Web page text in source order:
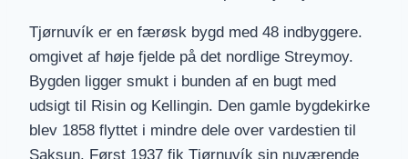
Tjørnuvík er en færøsk bygd med 48 indbyggere.
omgivet af høje fjelde på det nordlige Streymoy.
Bygden ligger smukt i bunden af en bugt med
udsigt til Risin og Kellingin. Den gamle bygdekirke
blev 1858 flyttet i mindre dele over vardestien til
Saksun. Først 1937 fik Tjørnuvík sin nuværende